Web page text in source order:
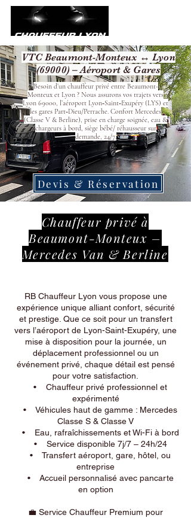
VTC Beaumont-Monteux ↔ Lyon
(69000) – Aéroport & Gares
Besoin d’un chauffeur privé entre Beaumont-
Monteux et Lyon ? Nous assurons vos trajets vers
Lyon 69000, l’aéroport Lyon‑Saint‑Exupéry (LYS) et
les gares Part‑Dieu/Perrache. Confort Mercedes
(Classe V & Berline), prise en charge soignée, eau &
chargeurs à bord, siège bébé/ réhausseur sur
demande, 24/7.
Devis & Réservation
Chauffeur privé à
Beaumont-Monteux –
Mercedes Van & Berline
RB Chauffeur Lyon vous propose une
expérience unique alliant confort, sécurité
et prestige. Que ce soit pour un transfert
vers l’aéroport de Lyon-Saint-Exupéry, une
mise à disposition pour la journée, un
déplacement professionnel ou un
événement privé, chaque détail est pensé
pour votre satisfaction.
• Chauffeur privé professionnel et
expérimenté
• Véhicules haut de gamme : Mercedes
Classe S & Classe V
• Eau, rafraîchissements et Wi-Fi à bord
• Service disponible 7j/7 – 24h/24
• Transfert aéroport, gare, hôtel, ou
entreprise
• Accueil personnalisé avec pancarte
en option
💼 Service Chauffeur Premium pour